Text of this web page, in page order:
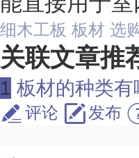
细木工板 板材 选
关联文章推
1 板材的种类
评论 发布